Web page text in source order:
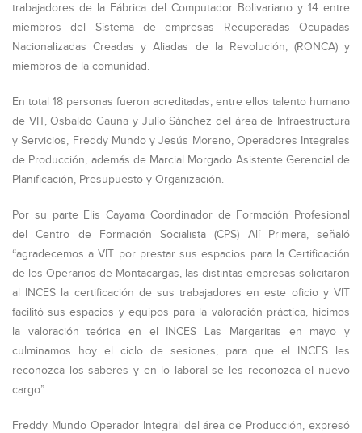
trabajadores de la Fábrica del Computador Bolivariano y 14 entre
miembros del Sistema de empresas Recuperadas Ocupadas
Nacionalizadas Creadas y Aliadas de la Revolución, (RONCA) y
miembros de la comunidad.
En total 18 personas fueron acreditadas, entre ellos talento humano
de VIT, Osbaldo Gauna y Julio Sánchez del área de Infraestructura
y Servicios, Freddy Mundo y Jesús Moreno, Operadores Integrales
de Producción, además de Marcial Morgado Asistente Gerencial de
Planificación, Presupuesto y Organización.
Por su parte Elis Cayama Coordinador de Formación Profesional
del Centro de Formación Socialista (CPS) Alí Primera, señaló
“agradecemos a VIT por prestar sus espacios para la Certificación
de los Operarios de Montacargas, las distintas empresas solicitaron
al INCES la certificación de sus trabajadores en este oficio y VIT
facilitó sus espacios y equipos para la valoración práctica, hicimos
la valoración teórica en el INCES Las Margaritas en mayo y
culminamos hoy el ciclo de sesiones, para que el INCES les
reconozca los saberes y en lo laboral se les reconozca el nuevo
cargo”.
Freddy Mundo Operador Integral del área de Producción, expresó